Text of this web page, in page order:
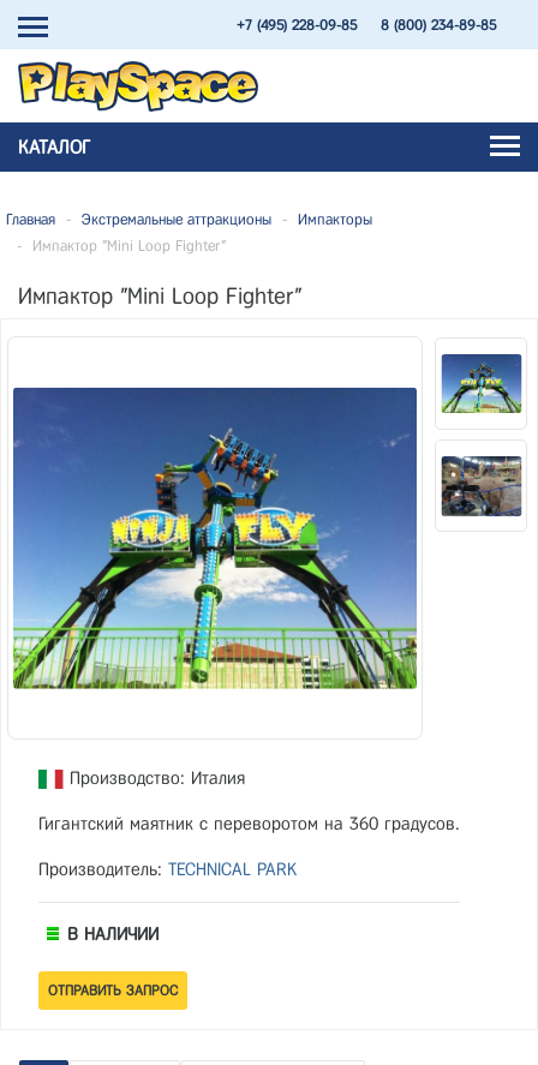
+7 (495) 228-09-85 8 (800) 234-89-85
КАТАЛОГ
Главная - Экстремальные аттракционы -
Импакторы
-
Импактор "Mini Loop Fighter"
Импактор "Mini Loop Fighter"
Производство: Италия
Гигантский маятник с переворотом на 360 градусов.
Производитель: TECHNICAL PARK
В НАЛИЧИИ